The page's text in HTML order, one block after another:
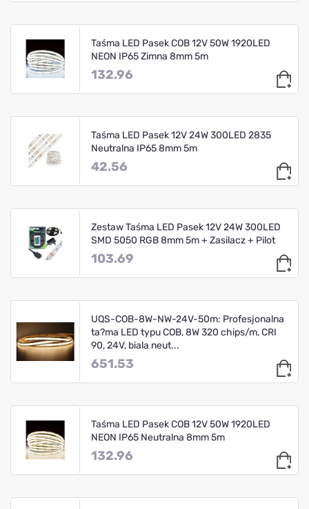
Taśma LED Pasek COB 12V 50W 1920LED
NEON IP65 Zimna 8mm 5m
132.96
Taśma LED Pasek 12V 24W 300LED 2835
Neutralna IP65 8mm 5m
42.56
Zestaw Taśma LED Pasek 12V 24W 300LED
SMD 5050 RGB 8mm 5m + Zasilacz + Pilot
103.69
UQS-COB-8W-NW-24V-50m: Profesjonalna
ta?ma LED typu COB, 8W 320 chips/m, CRI
90, 24V, biala neut...
651.53
Taśma LED Pasek COB 12V 50W 1920LED
NEON IP65 Neutralna 8mm 5m
132.96